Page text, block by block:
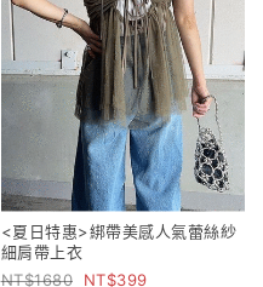
<夏日特惠>綁帶美感人氣蕾絲紗
細肩帶上衣
1680
399